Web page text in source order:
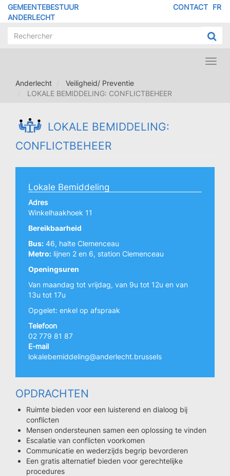
Overslaan
GEMEENTEBESTUUR
ANDERLECHT
FR
CONTACT
Anderlecht
Veiligheid/ Preventie
LOKALE BEMIDDELING: CONFLICTBEHEER
LOKALE BEMIDDELING:
CONFLICTBEHEER
Lokale Bemiddeling
Adres
Winkelhaakhoek 11
Bereikbaarheid
Bus: 46, halte Clemenceau
Metro: lijnen 2 en 6, station Clemenceau
Openingsuren
Van maandag tot vrijdag, van 9u tot 12u en van
13u tot 17u
Opgelet: enkel op afspraak
Telefoon
02 779 81 87
E-mail
lokalebemiddeling@anderlecht.brussels
OPDRACHTEN
Ruimte bieden voor een luisterend en dialoog bij
conflicten
Mensen ondersteunen samen een oplossing te vinden
Escalatie van conflicten voorkomen
Communicatie en wederzijds begrip bevorderen
Een gratis alternatief bieden voor gerechtelijke
procedures